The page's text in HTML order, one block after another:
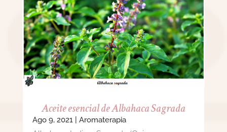
Aceite esencial de Albahaca Sagrada
Ago 9, 2021| Aromaterapia